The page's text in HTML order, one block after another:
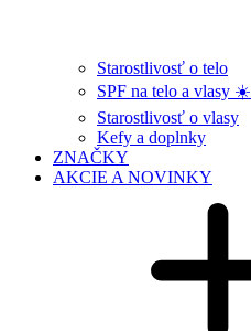
Starostlivosť o telo
SPF na telo a vlasy ☀️
Starostlivosť o vlasy
Kefy a doplnky
ZNAČKY
AKCIE A NOVINKY